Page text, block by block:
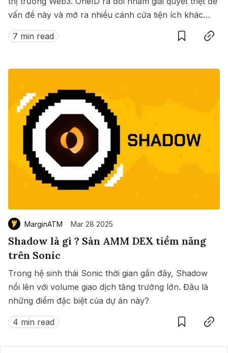
vấn đề này và mở ra nhiều cánh cửa tiện ích khác
nữa dành cho người dùng trong thế giới Web3.
7 min read
SaveCopy link
MarginATM Mar 28 2025
Shadow là gì ? Sàn AMM DEX tiềm năng
trên Sonic
Trong hệ sinh thái Sonic thời gian gần đây, Shadow
nổi lên với volume giao dịch tăng trưởng lớn. Đâu là
những điểm đặc biệt của dự án này?
4 min read